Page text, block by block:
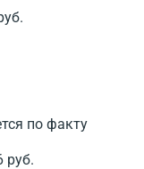
по факту
руб.